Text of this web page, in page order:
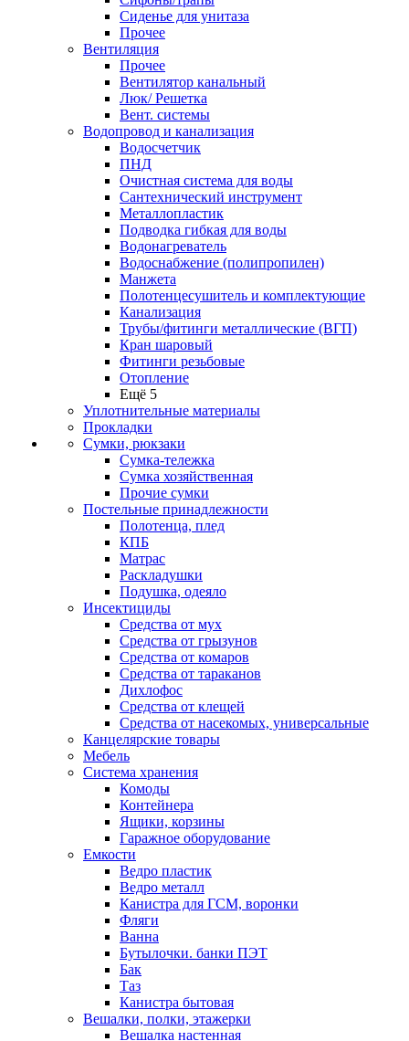
Сиденье для унитаза
Прочее
Вентиляция
Прочее
Вентилятор канальный
Люк/ Решетка
Вент. системы
Водопровод и канализация
Водосчетчик
ПНД
Очистная система для воды
Сантехнический инструмент
Металлопластик
Подводка гибкая для воды
Водонагреватель
Водоснабжение (полипропилен)
Манжета
Полотенцесушитель и комплектующие
Канализация
Трубы/фитинги металлические (ВГП)
Кран шаровый
Фитинги резьбовые
Отопление
Ещё 5
Уплотнительные материалы
Прокладки
Сумки, рюкзаки
Сумка-тележка
Сумка хозяйственная
Прочие сумки
Постельные принадлежности
Полотенца, плед
КПБ
Матрас
Раскладушки
Подушка, одеяло
Инсектициды
Средства от мух
Средства от грызунов
Средства от комаров
Средства от тараканов
Дихлофос
Средства от клещей
Средства от насекомых, универсальные
Канцелярские товары
Мебель
Система хранения
Комоды
Контейнера
Ящики, корзины
Гаражное оборудование
Емкости
Ведро пластик
Ведро металл
Канистра для ГСМ, воронки
Фляги
Ванна
Бутылочки. банки ПЭТ
Бак
Таз
Канистра бытовая
Вешалки, полки, этажерки
Вешалка настенная